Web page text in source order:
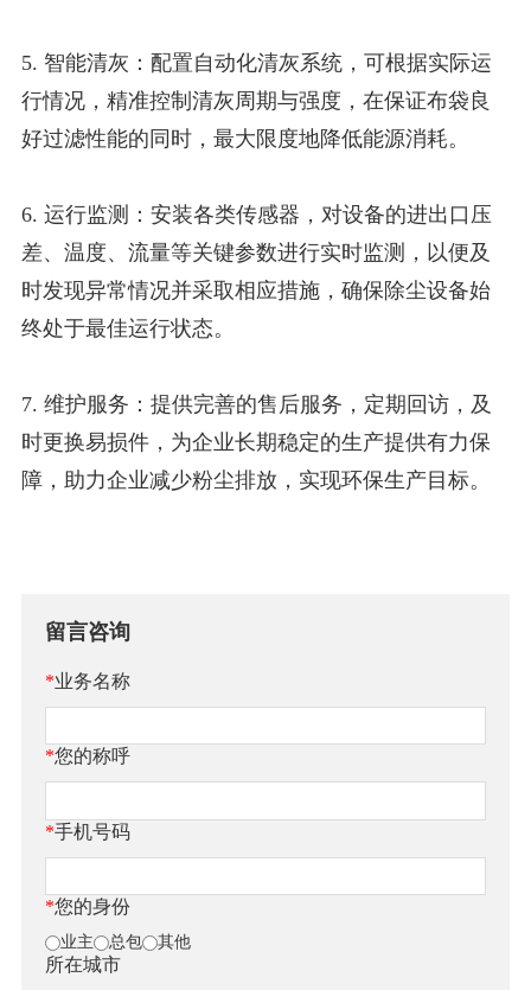
5. 智能清灰：配置自动化清灰系统，可根据实际运
行情况，精准控制清灰周期与强度，在保证布袋良
好过滤性能的同时，最大限度地降低能源消耗。
6. 运行监测：安装各类传感器，对设备的进出口压
差、温度、流量等关键参数进行实时监测，以便及
时发现异常情况并采取相应措施，确保除尘设备始
终处于最佳运行状态。
7. 维护服务：提供完善的售后服务，定期回访，及
时更换易损件，为企业长期稳定的生产提供有力保
障，助力企业减少粉尘排放，实现环保生产目标。
留言咨询
*业务名称
*您的称呼
*手机号码
*您的身份
业主 总包 其他
所在城市